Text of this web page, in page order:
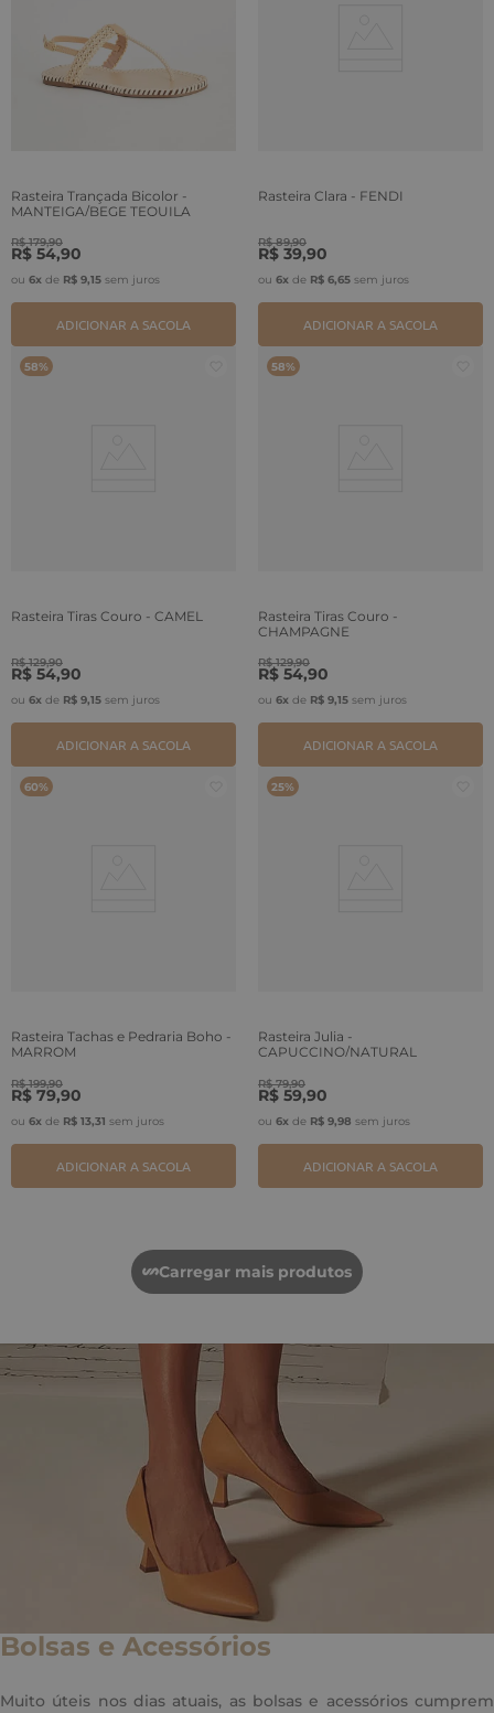
Rasteira Trançada Bicolor -
MANTEIGA/BEGE TEQUILA
R$ 179,90
R$ 54,90
ou 6x de R$ 9,15 sem juros
ADICIONAR A SACOLA
Rasteira Clara - FENDI
R$ 89,90
R$ 39,90
ou 6x de R$ 6,65 sem juros
ADICIONAR A SACOLA
58%
Rasteira Tiras Couro - CAMEL
R$ 129,90
R$ 54,90
ou 6x de R$ 9,15 sem juros
ADICIONAR A SACOLA
58%
Rasteira Tiras Couro -
CHAMPAGNE
R$ 129,90
R$ 54,90
ou 6x de R$ 9,15 sem juros
ADICIONAR A SACOLA
60%
Rasteira Tachas e Pedraria Boho -
MARROM
R$ 199,90
R$ 79,90
ou 6x de R$ 13,31 sem juros
ADICIONAR A SACOLA
25%
Rasteira Julia -
CAPUCCINO/NATURAL
R$ 79,90
R$ 59,90
ou 6x de R$ 9,98 sem juros
ADICIONAR A SACOLA
Bolsas e Acessórios
Muito úteis nos dias atuais, as bolsas e acessórios cumprem